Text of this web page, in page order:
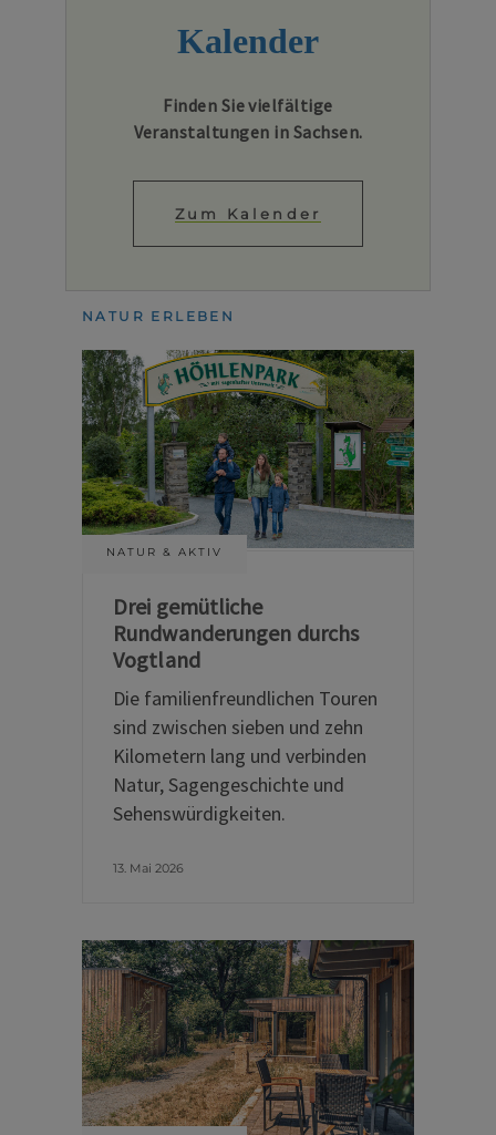
Kalender
Finden Sie vielfältige
Veranstaltungen in Sachsen.
Zum Kalender
NATUR ERLEBEN
NATUR & AKTIV
Drei gemütliche
Rundwanderungen durchs
Vogtland
Die familienfreundlichen Touren
sind zwischen sieben und zehn
Kilometern lang und verbinden
Natur, Sagengeschichte und
Sehenswürdigkeiten.
13. Mai 2026